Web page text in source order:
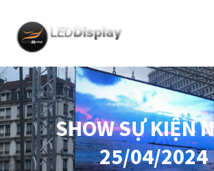
SHOW SỰ KIỆN
25/04/2024